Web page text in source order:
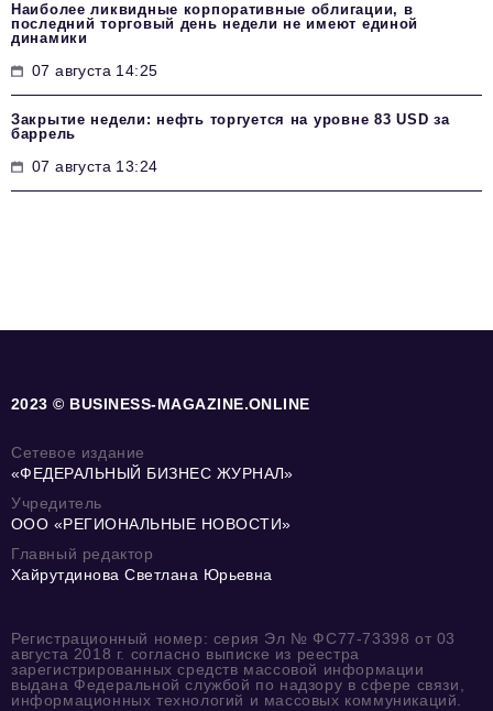
Наиболее ликвидные корпоративные облигации, в
последний торговый день недели не имеют единой
динамики
07 августа 14:25
Закрытие недели: нефть торгуется на уровне 83 USD за
баррель
07 августа 13:24
2023 © BUSINESS-MAGAZINE.ONLINE
Сетевое издание
«ФЕДЕРАЛЬНЫЙ БИЗНЕС ЖУРНАЛ»
Учредитель
ООО «РЕГИОНАЛЬНЫЕ НОВОСТИ»
Главный редактор
Хайрутдинова Светлана Юрьевна
Регистрационный номер: серия Эл № ФС77-73398 от 03
августа 2018 г. согласно выписке из реестра
зарегистрированных средств массовой информации
выдана Федеральной службой по надзору в сфере связи,
информационных технологий и массовых коммуникаций.